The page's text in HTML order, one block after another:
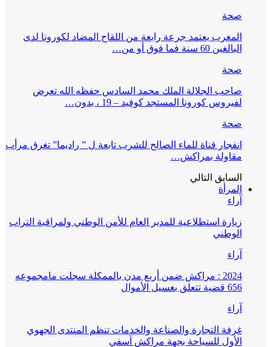
صحة
المغرب يعتمد جرعة رابعة من اللقاح المضاد لكورونا لدى
البالغين 60 سنة فما فوق أو من…
صحة
صاحب الجلالة الملك محمد السادس حفظه الله تعرض
لفيروس كورونا المستجد كوفيد – 19 ، بدون…
صحة
انفجار قناة للماء الصالح للشرب تابعة ل ” راديما” تغرق مرأب
مقاولة بمراكش…
السابق التالي
المرأة
آراء
زيارة استطلاعية للمدير العام للأمن الوطني ولمراقبة التراب
الوطني
آراء
2024 : مراكش ضمن أربع مدن بالممكلة سجلت مامجموعه
656 قضية تتعلق بغسيل الأموال
آراء
غرفة التجارة والصناعة والخدمات تنظم المنتدى الجهوي
الأول للسياحة بجهة مراكش آسفي